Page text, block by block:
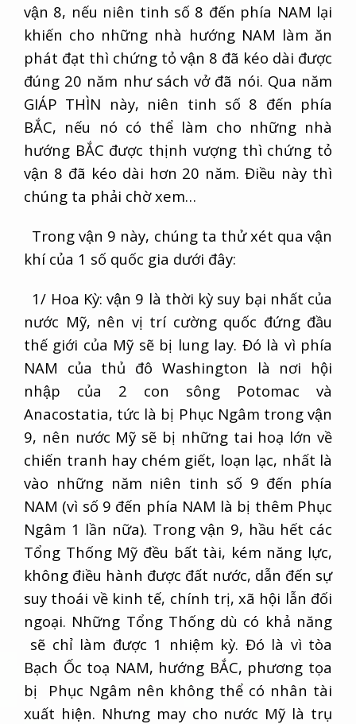
vận 8, nếu niên tinh số 8 đến phía NAM lại
khiến cho những nhà hướng NAM làm ăn
phát đạt thì chứng tỏ vận 8 đã kéo dài được
đúng 20 năm như sách vở đã nói. Qua năm
GIÁP THÌN này, niên tinh số 8 đến phía
BẮC, nếu nó có thể làm cho những nhà
hướng BẮC được thịnh vượng thì chứng tỏ
vận 8 đã kéo dài hơn 20 năm. Điều này thì
chúng ta phải chờ xem…
Trong vận 9 này, chúng ta thử xét qua vận
khí của 1 số quốc gia dưới đây:
1/ Hoa Kỳ: vận 9 là thời kỳ suy bại nhất của
nước Mỹ, nên vị trí cường quốc đứng đầu
thế giới của Mỹ sẽ bị lung lay. Đó là vì phía
NAM của thủ đô Washington là nơi hội
nhập của 2 con sông Potomac và
Anacostatia, tức là bị Phục Ngâm trong vận
9, nên nước Mỹ sẽ bị những tai hoạ lớn về
chiến tranh hay chém giết, loạn lạc, nhất là
vào những năm niên tinh số 9 đến phía
NAM (vì số 9 đến phía NAM là bị thêm Phục
Ngâm 1 lần nữa). Trong vận 9, hầu hết các
Tổng Thống Mỹ đều bất tài, kém năng lực,
không điều hành được đất nước, dẫn đến sự
suy thoái về kinh tế, chính trị, xã hội lẫn đối
ngoại. Những Tổng Thống dù có khả năng
sẽ chỉ làm được 1 nhiệm kỳ. Đó là vì tòa
Bạch Ốc toạ NAM, hướng BẮC, phương tọa
bị Phục Ngâm nên không thể có nhân tài
xuất hiện. Nhưng may cho nước Mỹ là trụ